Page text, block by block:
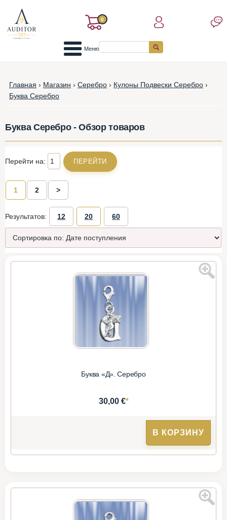
0
Меню
Главная › Магазин › Серебро › Кулоны Подвески Серебро ›
Буква Серебро
Буква Серебро - Обзор товаров
Перейти на:
1 2 >
Результатов: 12 20 60
Буква «Д». Серебро
30,00 €*
В КОРЗИНУ